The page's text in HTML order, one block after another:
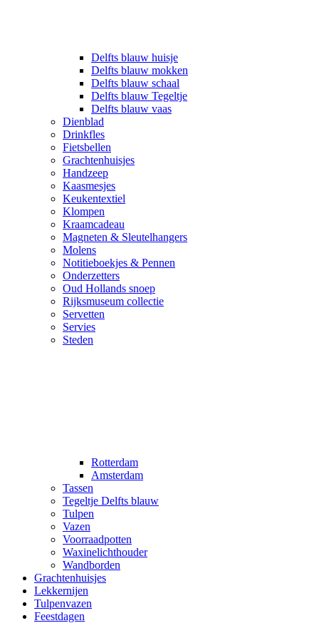
Delfts blauw huisje
Delfts blauw mokken
Delfts blauw schaal
Delfts blauw Tegeltje
Delfts blauw vaas
Dienblad
Drinkfles
Fietsbellen
Grachtenhuisjes
Handzeep
Kaasmesjes
Keukentextiel
Klompen
Kraamcadeau
Magneten & Sleutelhangers
Molens
Notitieboekjes & Pennen
Onderzetters
Oud Hollands snoep
Rijksmuseum collectie
Servetten
Servies
Steden
Rotterdam
Amsterdam
Tassen
Tegeltje Delfts blauw
Tulpen
Vazen
Voorraadpotten
Waxinelichthouder
Wandborden
Grachtenhuisjes
Lekkernijen
Tulpenvazen
Feestdagen